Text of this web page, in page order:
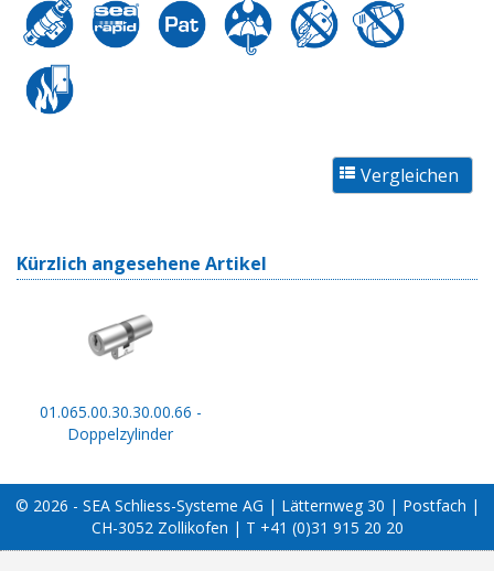
Kürzlich angesehene Artikel
01.065.00.30.30.00.66 -
Doppelzylinder
© 2026 - SEA Schliess-Systeme AG | Lätternweg 30 | Postfach |
CH-3052 Zollikofen | T +41 (0)31 915 20 20